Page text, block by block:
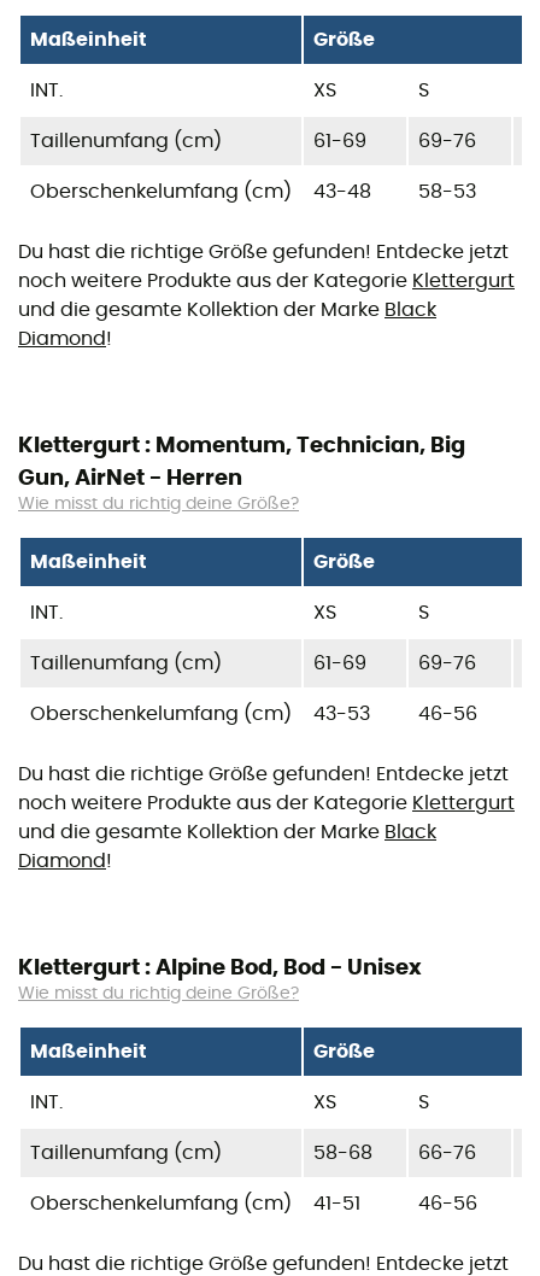
Maßeinheit Größe
INT. XS S
Taillenumfang (cm) 61-69 69-76
Oberschenkelumfang (cm) 43-48 58-53
Du hast die richtige Größe gefunden! Entdecke jetzt
noch weitere Produkte aus der Kategorie Klettergurt
und die gesamte Kollektion der Marke Black
Diamond!
Klettergurt : Momentum, Technician, Big
Gun, AirNet - Herren
Wie misst du richtig deine Größe?
Maßeinheit Größe
INT. XS S
Taillenumfang (cm) 61-69 69-76
Oberschenkelumfang (cm) 43-53 46-56
Du hast die richtige Größe gefunden! Entdecke jetzt
noch weitere Produkte aus der Kategorie Klettergurt
und die gesamte Kollektion der Marke Black
Diamond!
Klettergurt : Alpine Bod, Bod - Unisex
Wie misst du richtig deine Größe?
Maßeinheit Größe
INT. XS S
Taillenumfang (cm) 58-68 66-76
Oberschenkelumfang (cm) 41-51 46-56
Du hast die richtige Größe gefunden! Entdecke jetzt